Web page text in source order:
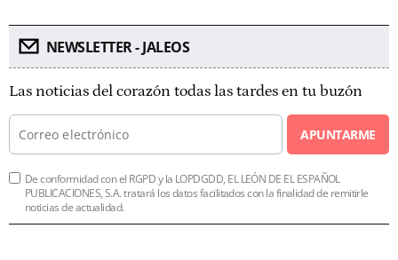
NEWSLETTER - JALEOS
Las noticias del corazón todas las tardes en tu buzón
APUNTARME
De conformidad con el RGPD y la LOPDGDD, EL LEÓN DE EL ESPAÑOL
PUBLICACIONES, S.A. tratará los datos facilitados con la finalidad de remitirle
noticias de actualidad.